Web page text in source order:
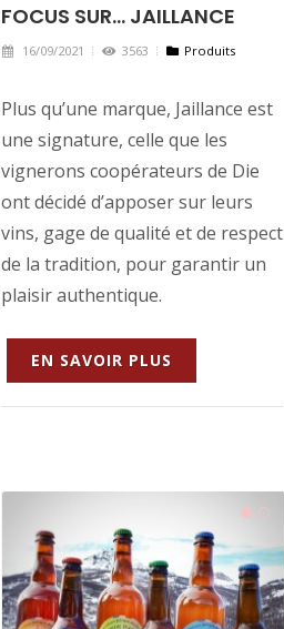
FOCUS SUR... JAILLANCE
16/09/2021 3563 Produits
Plus qu’une marque, Jaillance est
une signature, celle que les
vignerons coopérateurs de Die
ont décidé d’apposer sur leurs
vins, gage de qualité et de respect
de la tradition, pour garantir un
plaisir authentique.
EN SAVOIR PLUS